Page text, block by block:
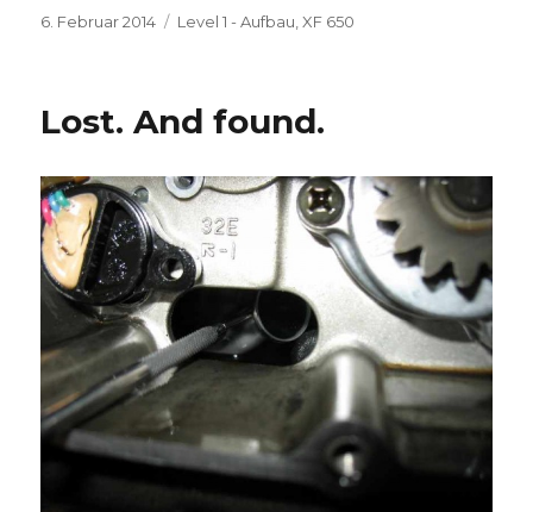
Veröffentlicht
6. Februar 2014 Kategorien
Level 1 - Aufbau ,XF 650
Lost. And found.